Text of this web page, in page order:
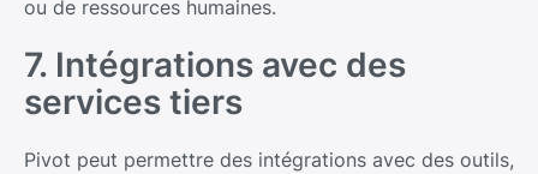
ou de ressources humaines.
7. Intégrations avec des
services tiers
Pivot peut permettre des intégrations avec des outils,